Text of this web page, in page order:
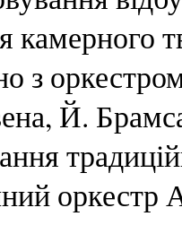
камерного
з
Й.
оркестр